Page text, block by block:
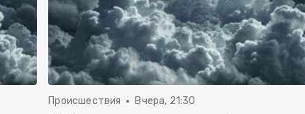
Происшествия Вчера, 21:30